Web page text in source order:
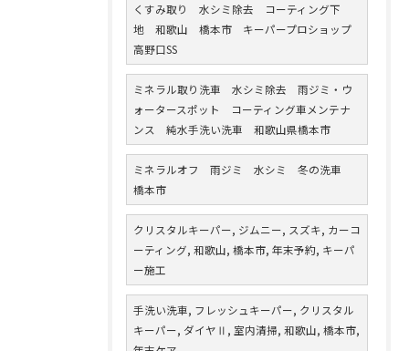
くすみ取り 水シミ除去 コーティング下
地 和歌山 橋本市 キーパープロショップ
高野口SS
ミネラル取り洗車 水シミ除去 雨ジミ・ウ
ォータースポット コーティング車メンテナ
ンス 純水手洗い洗車 和歌山県橋本市
ミネラルオフ 雨ジミ 水シミ 冬の洗車
橋本市
クリスタルキーパー, ジムニー, スズキ, カーコ
ーティング, 和歌山, 橋本市, 年末予約, キーパ
ー施工
手洗い洗車, フレッシュキーパー, クリスタル
キーパー, ダイヤⅡ, 室内清掃, 和歌山, 橋本市,